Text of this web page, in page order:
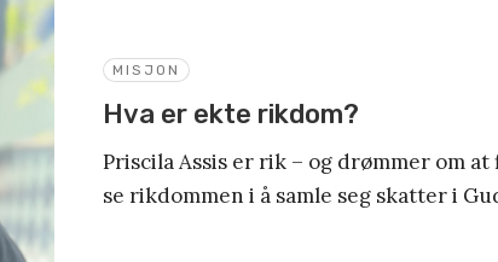
MISJON
Hva er ekte rikdom?
Priscila Assis er rik – og drømmer om at
se rikdommen i å samle seg skatter i